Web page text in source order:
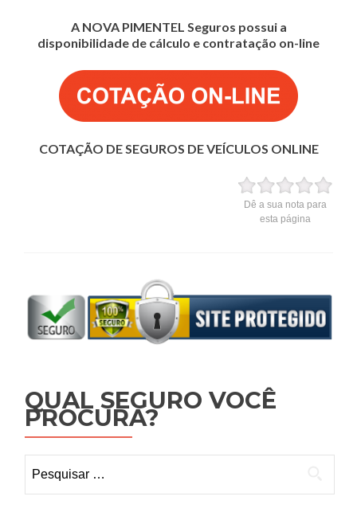
A NOVA PIMENTEL Seguros possui a
disponibilidade de cálculo e contratação on-line
COTAÇÃO DE SEGUROS DE VEÍCULOS ONLINE
Dê a sua nota para
esta página
QUAL SEGURO VOCÊ
PROCURA?
por: